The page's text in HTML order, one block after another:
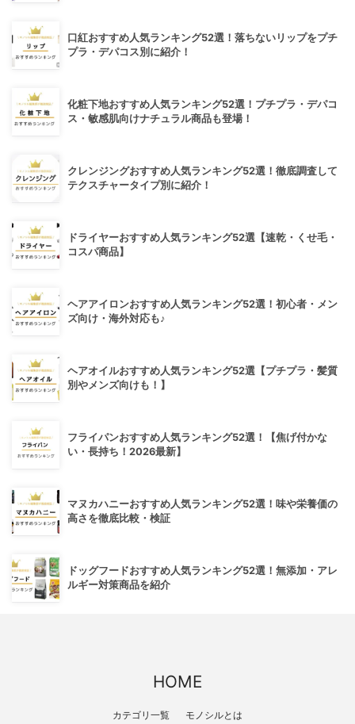
口紅おすすめ人気ランキング52選！落ちないリップをプチ
プラ・デパコス別に紹介！
化粧下地おすすめ人気ランキング52選！プチプラ・デパコ
ス・敏感肌向けナチュラル商品も登場！
クレンジングおすすめ人気ランキング52選！徹底調査して
テクスチャータイプ別に紹介！
ドライヤーおすすめ人気ランキング52選【速乾・くせ毛・
コスパ商品】
ヘアアイロンおすすめ人気ランキング52選！初心者・メン
ズ向け・海外対応も♪
ヘアオイルおすすめ人気ランキング52選【プチプラ・髪質
別やメンズ向けも！】
フライパンおすすめ人気ランキング52選！【焦げ付かな
い・長持ち！2026最新】
マヌカハニーおすすめ人気ランキング52選！味や栄養価の
高さを徹底比較・検証
ドッグフードおすすめ人気ランキング52選！無添加・アレ
ルギー対策商品を紹介
HOME
カテゴリ一覧 モノシルとは